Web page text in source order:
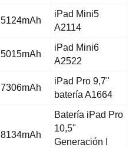
5124mAh
iPad Mini5
A2114
5015mAh
iPad Mini6
A2522
7306mAh
iPad Pro 9,7"
batería A1664
8134mAh
Batería iPad Pro
10,5"
Generación I